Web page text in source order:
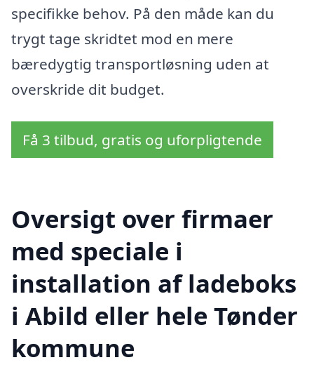
specifikke behov. På den måde kan du
trygt tage skridtet mod en mere
bæredygtig transportløsning uden at
overskride dit budget.
Få 3 tilbud, gratis og uforpligtende
Oversigt over firmaer
med speciale i
installation af ladeboks
i Abild eller hele Tønder
kommune